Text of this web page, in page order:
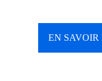
EN SAVOIR